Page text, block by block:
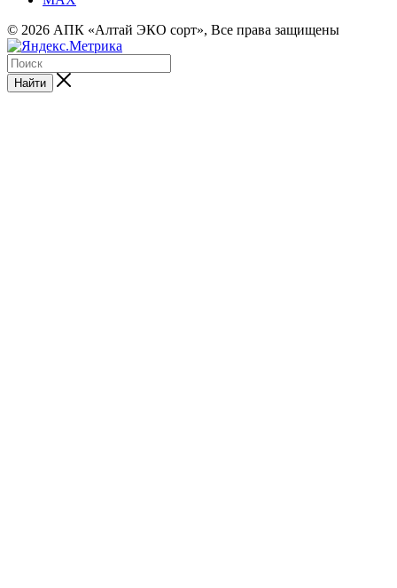
© 2026 АПК «Алтай ЭКО сорт», Все права защищены
Найти